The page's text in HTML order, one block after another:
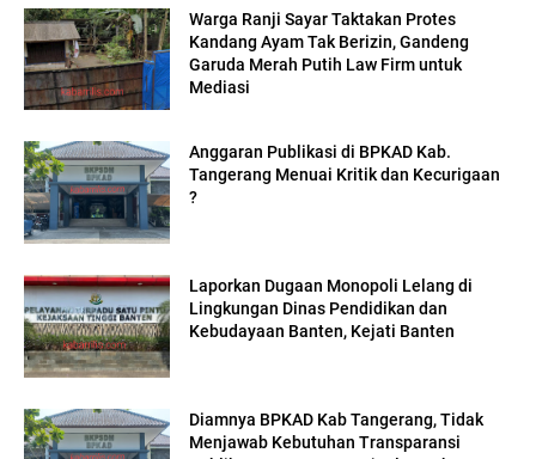
Warga Ranji Sayar Taktakan Protes
Kandang Ayam Tak Berizin, Gandeng
Garuda Merah Putih Law Firm untuk
Mediasi
Anggaran Publikasi di BPKAD Kab.
Tangerang Menuai Kritik dan Kecurigaan
?
Laporkan Dugaan Monopoli Lelang di
Lingkungan Dinas Pendidikan dan
Kebudayaan Banten, Kejati Banten
Diamnya BPKAD Kab Tangerang, Tidak
Menjawab Kebutuhan Transparansi